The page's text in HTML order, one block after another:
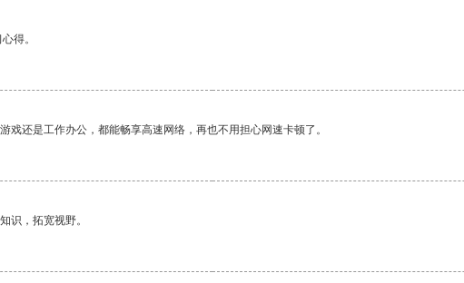
得。
还是工作办公，都能畅享高速网络，再也不用担心网速卡顿了。
识，拓宽视野。